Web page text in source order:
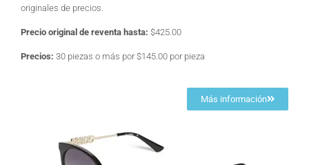
originales de precios.
Precio original de reventa hasta: $425.00
Precios: 30 piezas o más por $145.00 por pieza
Más información